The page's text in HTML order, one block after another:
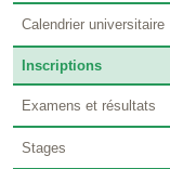
Calendrier universitaire
Inscriptions
Examens et résultats
Stages